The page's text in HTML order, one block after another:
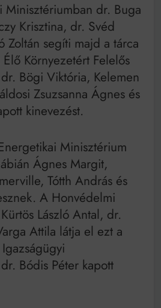
Minisztériumban dr. Buga
Krisztina, dr. Svéd
Zoltán segíti majd a tárca
Környezetért Felelős
Bögi Viktória, Kelemen
Zsuzsanna Ágnes és
kinevezést.
Minisztérium
Ágnes Margit,
Tótth András és
A Honvédelmi
László Antal, dr.
Attila látja el ezt a
Bódis Péter kapott